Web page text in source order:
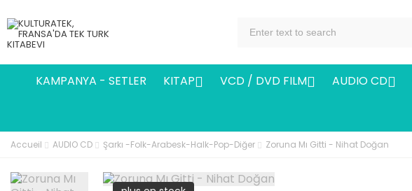
KAMPANYA - SETLER KITAP VCD / DVD FILM AUDIO CD
Accueil AUDIO CD Şarkı -Folk-Arabesk-Halk-Pop-Diğer Zoruna Mı Gitti - Nihat Doğan